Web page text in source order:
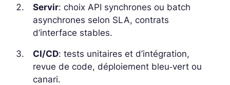
Servir: choix API synchrones ou batch
asynchrones selon SLA, contrats
d’interface stables.
CI/CD: tests unitaires et d’intégration,
revue de code, déploiement bleu‑vert ou
canari.